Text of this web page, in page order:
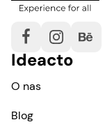
Ideacto
O nas
Blog